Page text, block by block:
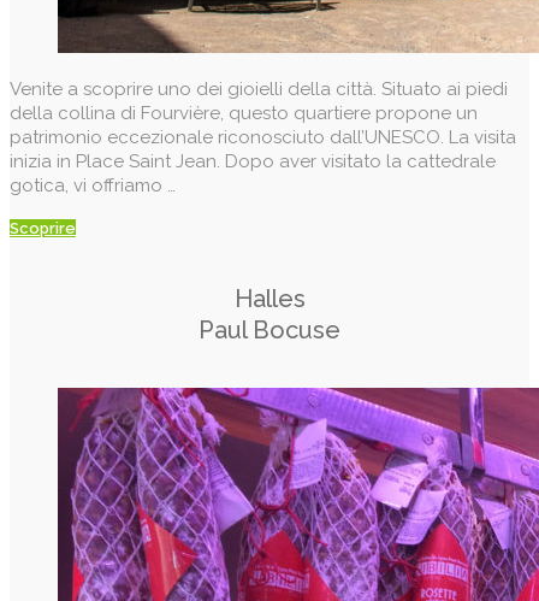
Venite a scoprire uno dei gioielli della città. Situato ai piedi
della collina di Fourvière, questo quartiere propone un
patrimonio eccezionale riconosciuto dall’UNESCO. La visita
inizia in Place Saint Jean. Dopo aver visitato la cattedrale
gotica, vi offriamo …
Scoprire
Halles
Paul Bocuse